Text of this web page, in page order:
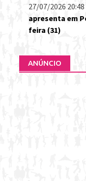
27/07/2026 20:48
apresenta em
feira (31)
ANÚNCIO